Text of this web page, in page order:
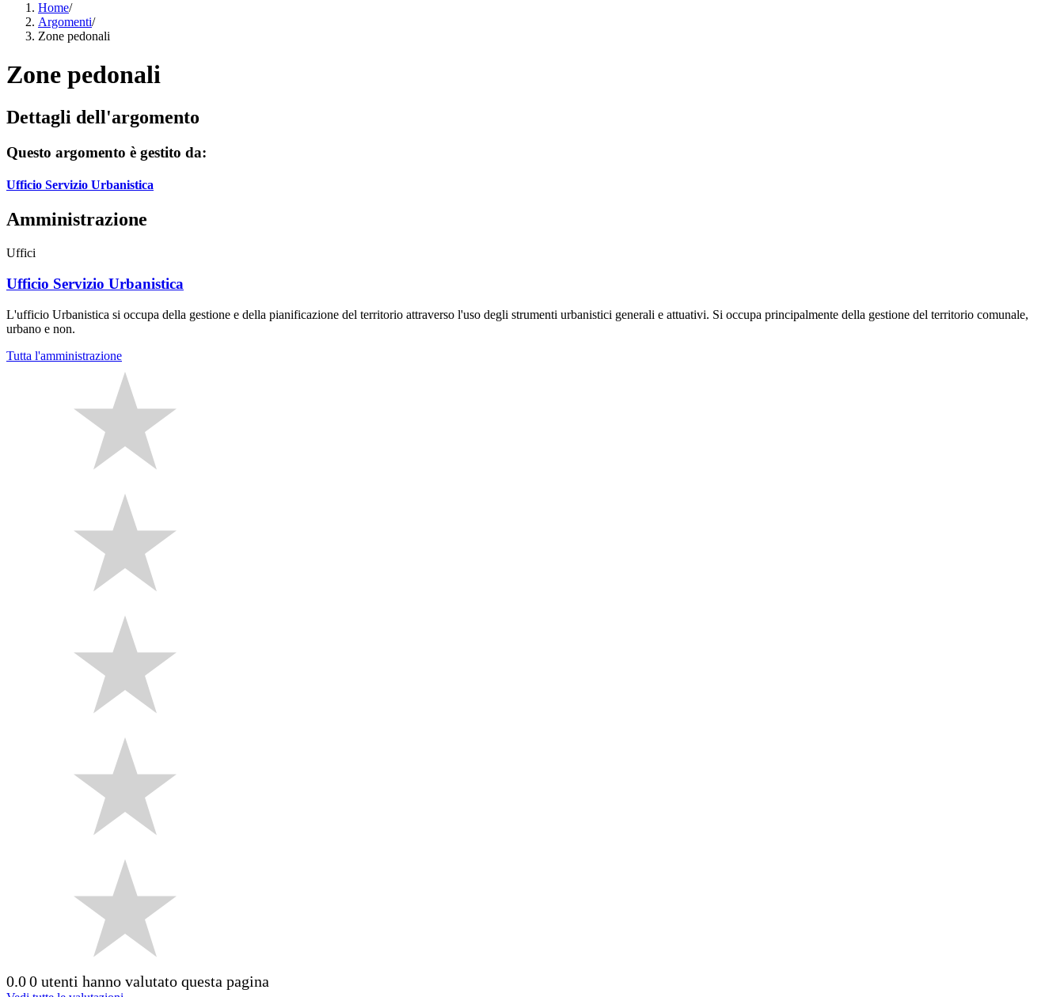
Home/
Argomenti/
Zone pedonali
Zone pedonali
Dettagli dell'argomento
Questo argomento è gestito da:
Ufficio Servizio Urbanistica
Amministrazione
Uffici
Ufficio Servizio Urbanistica
L'ufficio Urbanistica si occupa della gestione e della pianificazione del territorio attraverso l'uso degli strumenti urbanistici generali e attuativi. Si occupa principalmente della gestione del territorio comunale,
urbano e non.
Tutta l'amministrazione
0.00 utenti hanno valutato questa pagina